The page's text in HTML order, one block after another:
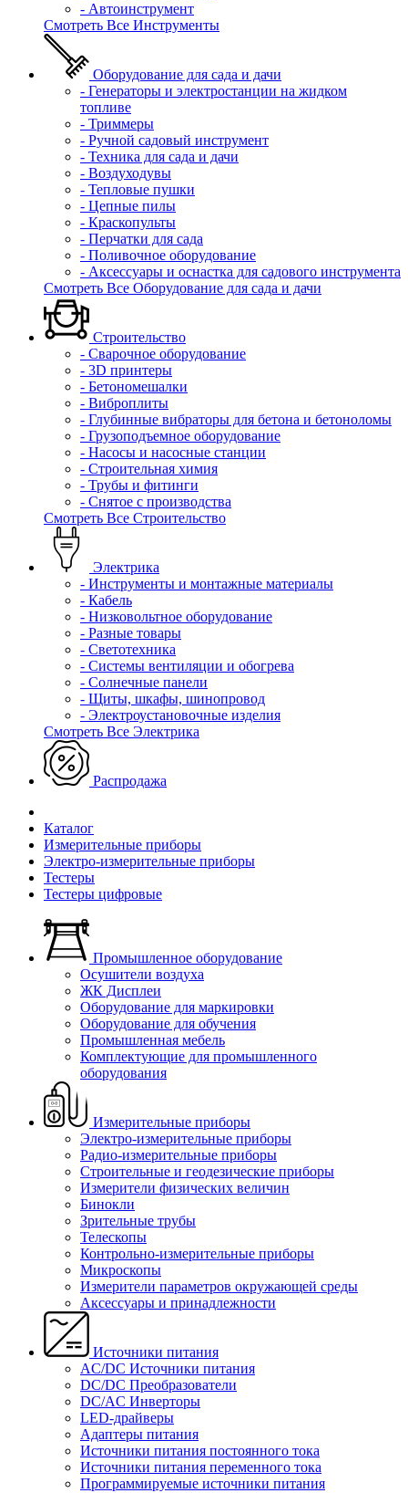
- Автоинструмент
Смотреть Все Инструменты
Оборудование для сада и дачи
- Генераторы и электростанции на жидком
топливе
- Триммеры
- Ручной садовый инструмент
- Техника для сада и дачи
- Воздуходувы
- Тепловые пушки
- Цепные пилы
- Краскопульты
- Перчатки для сада
- Поливочное оборудование
- Аксессуары и оснастка для садового инструмента
Смотреть Все Оборудование для сада и дачи
Строительство
- Сварочное оборудование
- 3D принтеры
- Бетономешалки
- Виброплиты
- Глубинные вибраторы для бетона и бетоноломы
- Грузоподъемное оборудование
- Насосы и насосные станции
- Строительная химия
- Трубы и фитинги
- Снятое с производства
Смотреть Все Строительство
Электрика
- Инструменты и монтажные материалы
- Кабель
- Низковольтное оборудование
- Разные товары
- Светотехника
- Системы вентиляции и обогрева
- Солнечные панели
- Щиты, шкафы, шинопровод
- Электроустановочные изделия
Смотреть Все Электрика
Распродажа
Каталог
Измерительные приборы
Электро-измерительные приборы
Тестеры
Тестеры цифровые
Промышленное оборудование
Осушители воздуха
ЖК Дисплеи
Оборудование для маркировки
Оборудование для обучения
Промышленная мебель
Комплектующие для промышленного
оборудования
Измерительные приборы
Электро-измерительные приборы
Радио-измерительные приборы
Строительные и геодезические приборы
Измерители физических величин
Бинокли
Зрительные трубы
Телескопы
Контрольно-измерительные приборы
Микроскопы
Измерители параметров окружающей среды
Аксессуары и принадлежности
Источники питания
AC/DC Источники питания
DC/DC Преобразователи
DC/AC Инверторы
LED-драйверы
Адаптеры питания
Источники питания постоянного тока
Источники питания переменного тока
Программируемые источники питания